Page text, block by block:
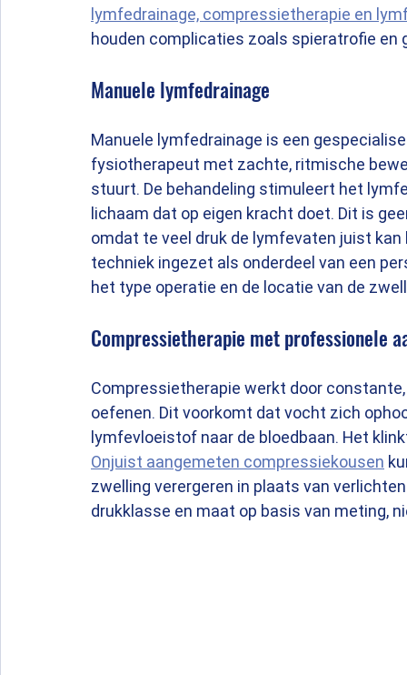
lymfedrainage, compressietherapie en
houden complicaties zoals spieratrofie
Manuele lymfedrainage
Manuele lymfedrainage is een
fysiotherapeut met zachte, ritmische
stuurt. De behandeling stimuleert het
lichaam dat op eigen kracht doet. Dit is
omdat te veel druk de lymfevaten juist
techniek ingezet als onderdeel van een
het type operatie en de locatie van de
Compressietherapie met professionele
Compressietherapie werkt door
oefenen. Dit voorkomt dat vocht zich
lymfevloeistof naar de bloedbaan. Het
Onjuist aangemeten compressiekousen
zwelling verergeren in plaats van
drukklasse en maat op basis van meting,